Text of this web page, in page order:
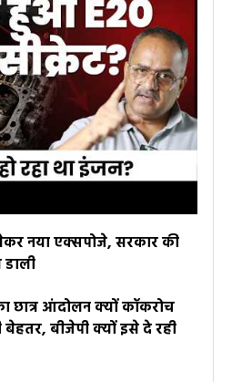
नया एक्सपोजे, सरकार की
छात्र आंदोलन क्यों कॉकरोच
बेहतर, बीजेपी क्यों इसे दे रही